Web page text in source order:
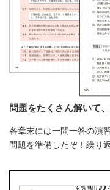
問題をたくさん解いて
各章末には一問一答の演
問題を準備したぞ！繰り